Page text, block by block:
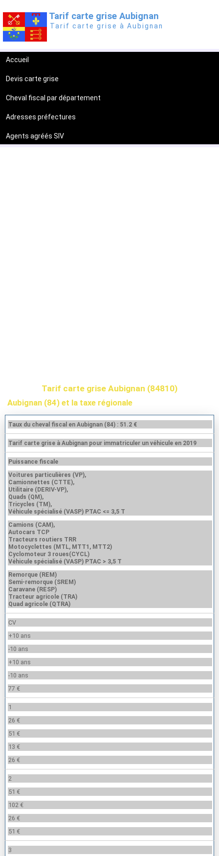
Tarif carte grise Aubignan
Tarif carte grise à Aubignan
Accueil
Devis carte grise
Cheval fiscal par département
Adresses préfectures
Agents agréés SIV
Tarif carte grise Aubignan (84810)
Aubignan (84) et la taxe régionale
Taux du cheval fiscal en Aubignan (84) : 51.2 €
Tarif carte grise à Aubignan pour immatriculer un véhicule en 2019
Puissance fiscale
Voitures particulières (VP),
Camionnettes (CTTE),
Utilitaire (DERIV-VP),
Quads (QM),
Tricycles (TM),
Véhicule spécialisé (VASP) PTAC <= 3,5 T
Camions (CAM),
Autocars TCP
Tracteurs routiers TRR
Motocyclettes (MTL, MTT1, MTT2)
Cyclomoteur 3 roues(CYCL)
Véhicule spécialisé (VASP) PTAC > 3,5 T
Remorque (REM)
Semi-remorque (SREM)
Caravane (RESP)
Tracteur agricole (TRA)
Quad agricole (QTRA)
CV
+10 ans
-10 ans
+10 ans
-10 ans
77 €
1
26 €
51 €
13 €
26 €
2
51 €
102 €
26 €
51 €
3